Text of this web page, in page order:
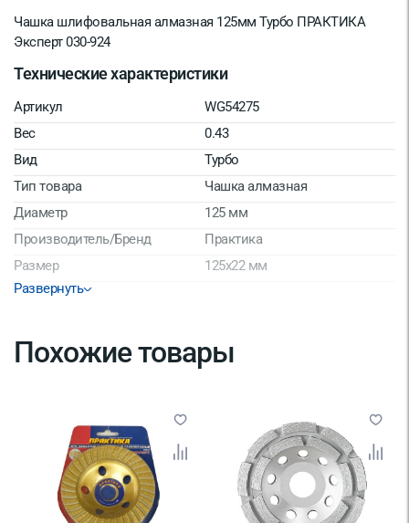
Чашка шлифовальная алмазная 125мм Турбо ПРАКТИКА
Эксперт 030-924
Технические характеристики
Артикул
WG54275
Вес
0.43
Вид
Турбо
Тип товара
Чашка алмазная
Диаметр
125 мм
Производитель/Бренд
Практика
Размер
125х22 мм
Страна производитель
Развернуть
Похожие товары